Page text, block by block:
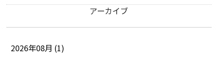
アーカイブ
2026年08月 (1)